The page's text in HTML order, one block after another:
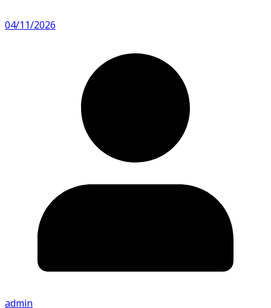
04/11/2026
admin